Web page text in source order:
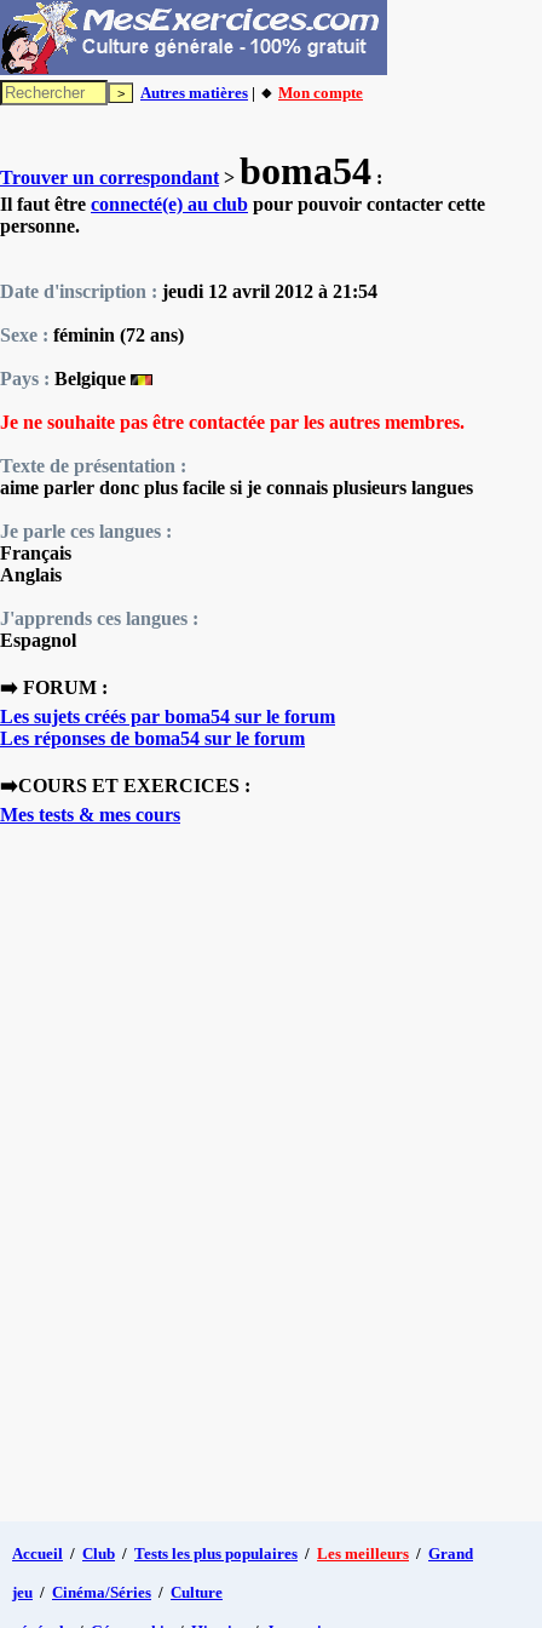
Autres matières | 🔸 Mon compte
Trouver un correspondant > boma54 :
Il faut être connecté(e) au club pour pouvoir contacter cette
personne.
Date d'inscription : jeudi 12 avril 2012 à 21:54
Sexe : féminin (72 ans)
Pays : Belgique
Je ne souhaite pas être contactée par les autres membres.
Texte de présentation :
aime parler donc plus facile si je connais plusieurs langues
Je parle ces langues :
Français
Anglais
J'apprends ces langues :
Espagnol
➡️ FORUM :
Les sujets créés par boma54 sur le forum
Les réponses de boma54 sur le forum
➡️COURS ET EXERCICES :
Mes tests & mes cours
Accueil / Club / Tests les plus populaires / Les meilleurs / Grand
jeu / Cinéma/Séries / Culture